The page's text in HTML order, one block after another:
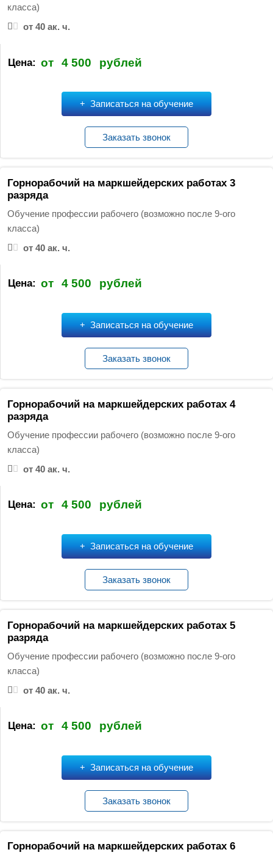
класса)
от 40 ак. ч.
Цена: от 4 500 рублей
Записаться на обучение
Заказать звонок
Горнорабочий на маркшейдерских работах 3
разряда
Обучение профессии рабочего (возможно после 9-ого
класса)
от 40 ак. ч.
Цена: от 4 500 рублей
Записаться на обучение
Заказать звонок
Горнорабочий на маркшейдерских работах 4
разряда
Обучение профессии рабочего (возможно после 9-ого
класса)
от 40 ак. ч.
Цена: от 4 500 рублей
Записаться на обучение
Заказать звонок
Горнорабочий на маркшейдерских работах 5
разряда
Обучение профессии рабочего (возможно после 9-ого
класса)
от 40 ак. ч.
Цена: от 4 500 рублей
Записаться на обучение
Заказать звонок
Горнорабочий на маркшейдерских работах 6